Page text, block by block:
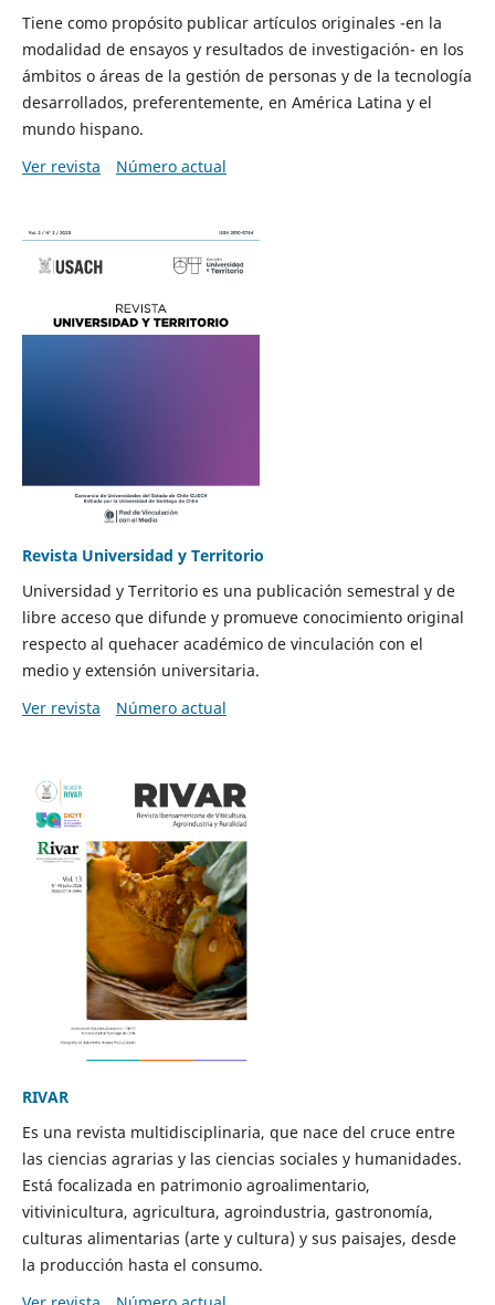
Tiene como propósito publicar artículos originales -en la
modalidad de ensayos y resultados de investigación- en los
ámbitos o áreas de la gestión de personas y de la tecnología
desarrollados, preferentemente, en América Latina y el
mundo hispano.
Ver revista
Número actual
Revista Universidad y Territorio
Universidad y Territorio es una publicación semestral y de
libre acceso que difunde y promueve conocimiento original
respecto al quehacer académico de vinculación con el
medio y extensión universitaria.
Ver revista
Número actual
RIVAR
Es una revista multidisciplinaria, que nace del cruce entre
las ciencias agrarias y las ciencias sociales y humanidades.
Está focalizada en patrimonio agroalimentario,
vitivinicultura, agricultura, agroindustria, gastronomía,
culturas alimentarias (arte y cultura) y sus paisajes, desde
la producción hasta el consumo.